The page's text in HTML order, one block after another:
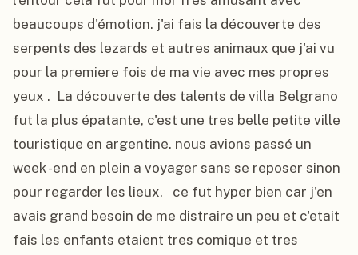
beaucoups d'émotion. j'ai fais la découverte des
serpents des lezards et autres animaux que j'ai vu
pour la premiere fois de ma vie avec mes propres
yeux .  La découverte des talents de villa Belgrano
fut la plus épatante, c'est une tres belle petite ville
touristique en argentine. nous avions passé un
week -end en plein a voyager sans se reposer sinon
pour regarder les lieux.   ce fut hyper bien car j'en
avais grand besoin de me distraire un peu et c'etait
fais les enfants etaient tres comique et tres